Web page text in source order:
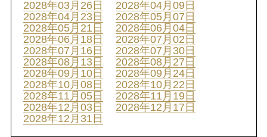
2028年03月26日
2028年04月09日
2028年04月23日
2028年05月07日
2028年05月21日
2028年06月04日
2028年06月18日
2028年07月02日
2028年07月16日
2028年07月30日
2028年08月13日
2028年08月27日
2028年09月10日
2028年09月24日
2028年10月08日
2028年10月22日
2028年11月05日
2028年11月19日
2028年12月03日
2028年12月17日
2028年12月31日